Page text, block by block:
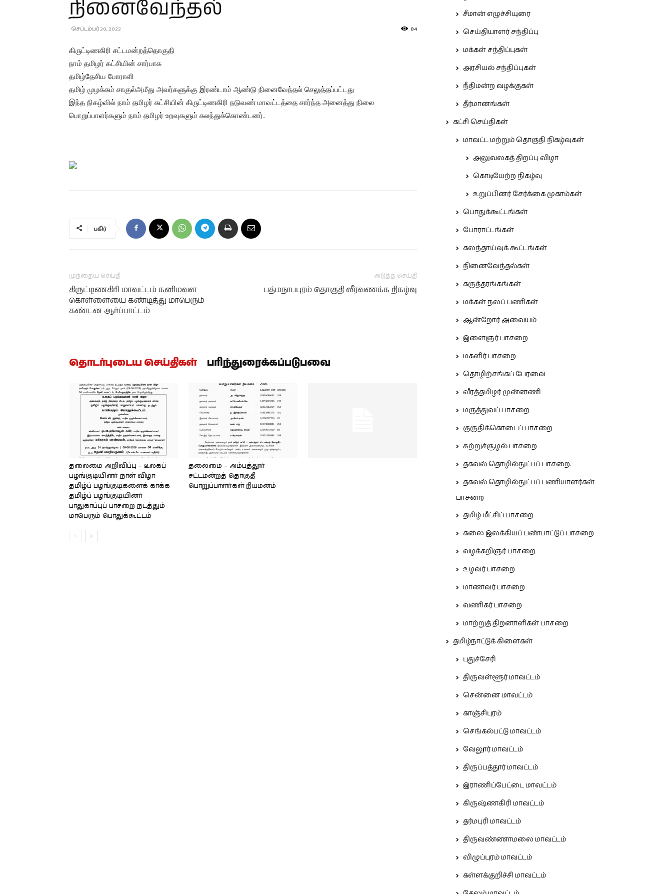
நினைவேந்தல்
செப்டம்பர் 20, 2022 84
கிருட்டிணகிரி சட்டமன்றத்தொகுதி
நாம் தமிழர் கட்சியின் சார்பாக
தமிழ்தேசிய போராளி
தமிழ் முழக்கம் சாகுல்அமீது அவர்களுக்கு இரண்டாம் ஆண்டு நினைவேந்தல் செலுத்தப்பட்டது
இந்த நிகழ்வில் நாம் தமிழர் கட்சியின் கிருட்டிணகிரி நடுவண் மாவட்டத்தை சார்ந்த அனைத்து நிலை
பொறுப்பாளர்களும் நாம் தமிழர் உறவுகளும் கலந்துக்கொண்டனர்.
பகிர்
முந்தைய செய்தி
கிருட்டிணகிரி மாவட்டம் கனிமவள
கொள்ளையை கண்டித்து மாபெரும்
கண்டன ஆர்ப்பாட்டம்
அடுத்த செய்தி
பத்மநாபபுரம் தொகுதி வீரவணக்க நிகழ்வு
தொடர்புடைய செய்திகள் பரிந்துரைக்கப்படுபவை
தலைமை அறிவிப்பு – உலகப்
பழங்குடியினர் நாள் விழா
தமிழ்ப் பழங்குடிகளைக் காக்க
தமிழ்ப் பழங்குடியினர்
பாதுகாப்புப் பாசறை நடத்தும்
மாபெரும் பொதுக்கூட்டம்
தலைமை – அம்பத்தூர்
சட்டமன்றத் தொகுதி
பொறுப்பாளர்கள் நியமனம்
சீமான் எழுச்சியுரை
செய்தியாளர் சந்திப்பு
மக்கள் சந்திப்புகள்
அரசியல் சந்திப்புகள்
நீதிமன்ற வழக்குகள்
தீர்மானங்கள்
கட்சி செய்திகள்
மாவட்ட மற்றும் தொகுதி நிகழ்வுகள்
அலுவலகத் திறப்பு விழா
கொடியேற்ற நிகழ்வு
உறுப்பினர் சேர்க்கை முகாம்கள்
பொதுக்கூட்டங்கள்
போராட்டங்கள்
கலந்தாய்வுக் கூட்டங்கள்
நினைவேந்தல்கள்
கருத்தரங்கங்கள்
மக்கள் நலப் பணிகள்
ஆன்றோர் அவையம்
இளைஞர் பாசறை
மகளிர் பாசறை
தொழிற்சங்கப் பேரவை
வீரத்தமிழர் முன்னணி
மருத்துவப் பாசறை
குருதிக்கொடைப் பாசறை
சுற்றுச்சூழல் பாசறை
தகவல் தொழில்நுட்பப் பாசறை.
தகவல் தொழில்நுட்பப் பணியாளர்கள்
பாசறை
தமிழ் மீட்சிப் பாசறை
கலை இலக்கியப் பண்பாட்டுப் பாசறை
வழக்கறிஞர் பாசறை
உழவர் பாசறை
மாணவர் பாசறை
வணிகர் பாசறை
மாற்றுத் திறனாளிகள் பாசறை
தமிழ்நாட்டுக் கிளைகள்
புதுச்சேரி
திருவள்ளூர் மாவட்டம்
சென்னை மாவட்டம்
காஞ்சிபுரம்
செங்கல்பட்டு மாவட்டம்
வேலூர் மாவட்டம்
திருப்பத்தூர் மாவட்டம்
இராணிப்பேட்டை மாவட்டம்
கிருஷ்ணகிரி மாவட்டம்
தர்மபுரி மாவட்டம்
திருவண்ணாமலை மாவட்டம்
விழுப்புரம் மாவட்டம்
கள்ளக்குறிச்சி மாவட்டம்